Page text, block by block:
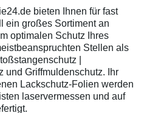
uns bitte
5
für 5
gegen
Bestens
von
gegen
am
Folie mit
beigelegter
diese danach
anstreichen -
Lackschutzfolie
heraus in alle
ausstreichen.
kontaktieren
telefonisch.
bieten Ihnen für fast
ein großes Sortiment an
optimalen Schutz Ihres
Stellen als
|
und Griffmuldenschutz. Ihr
Lackschutz-Folien werden
laservermessen und auf